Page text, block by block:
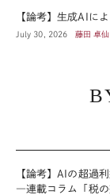
【論考】生成AIに
July 30, 2026 藤田 卓仙
【論考】AIの超過
―連載コラム「税